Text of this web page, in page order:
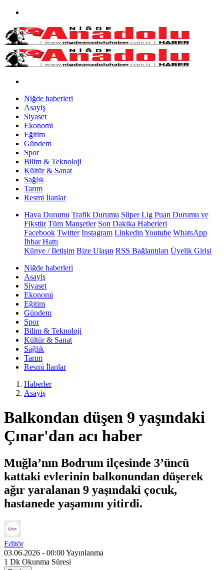
Niğde haberleri
Asayiş
Siyaset
Ekonomi
Eğitim
Gündem
Spor
Bilim & Teknoloji
Kültür & Sanat
Sağlık
Tarım
Resmi İlanlar
Hava Durumu Trafik Durumu Süper Lig Puan Durumu ve
Fikstür Tüm Manşetler Son Dakika Haberleri
Facebook Twitter Instagram Linkedin Youtube WhatsApp
İhbar Hattı
Künye / İletişim Bize Ulaşın RSS Bağlantıları Üyelik Girişi
Niğde haberleri
Asayiş
Siyaset
Ekonomi
Eğitim
Gündem
Spor
Bilim & Teknoloji
Kültür & Sanat
Sağlık
Tarım
Resmi İlanlar
Haberler
Asayiş
Balkondan düşen 9 yaşındaki
Çınar'dan acı haber
Muğla’nın Bodrum ilçesinde 3’üncü
kattaki evlerinin balkonundan düşerek
ağır yaralanan 9 yaşındaki çocuk,
hastanede yaşamını yitirdi.
Editör
03.06.2026 - 00:00Yayınlanma
1 Dk Okunma Süresi